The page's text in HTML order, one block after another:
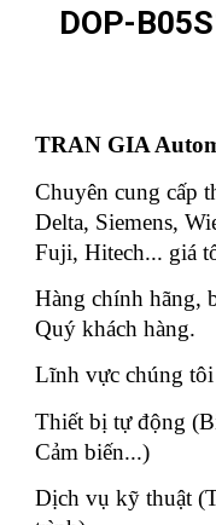
DOP-
TRAN GIA
Chuyên cung cấp
Delta, Siemens,
Fuji, Hitech... giá
Hàng chính hãng,
Quý khách hàng.
Lĩnh vực chúng
Thiết bị tự động
Cảm biến...)
Dịch vụ kỹ thuật